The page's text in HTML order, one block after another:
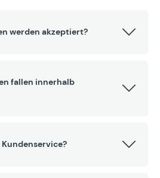
werden akzeptiert?
fallen innerhalb